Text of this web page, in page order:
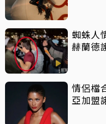
蜘蛛人
赫蘭德
情侶檔
亞加盟